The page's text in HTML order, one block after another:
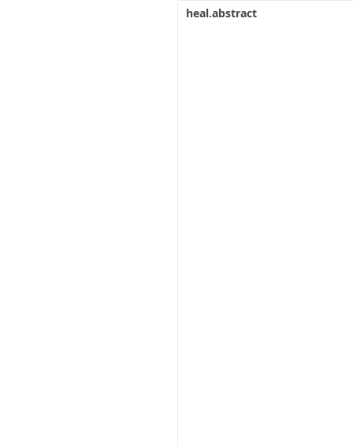
heal.abstract